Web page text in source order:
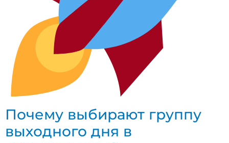
Почему выбирают группу
выходного дня в